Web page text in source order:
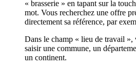
« brasserie » en tapant sur la
mot. Vous recherchez une offre
directement sa référence, par
Dans le champ « lieu de travail »,
saisir une commune, un
un continent.